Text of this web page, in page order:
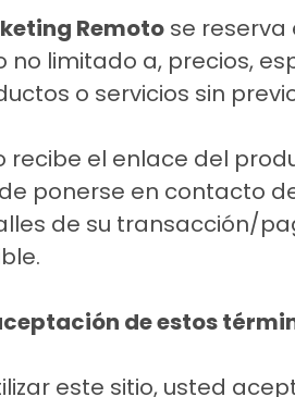
Remoto se
no limitado a, precios,
o servicios sin
recibe el enlace del
ponerse en contacto
de su transacción/
de estos
este sitio, usted